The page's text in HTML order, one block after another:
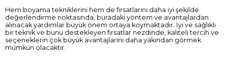
Hem boyama tekniklerini hem de fırsatlarını daha iyi şekilde
değerlendirme noktasında, buradaki yöntem ve avantajlardan
alınacak yardımlar büyük önem ortaya koymaktadır. İyi ve sağlıklı
bir teknik ve bunu destekleyen fırsatlar nezdinde, kaliteli tercih ve
seçeneklerin çok büyük avantajlarını daha yakından görmek
mümkün olacaktır.